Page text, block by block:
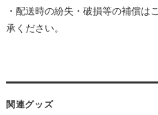
・配送時の紛失・破損等の補償は
承ください。
関連グッズ